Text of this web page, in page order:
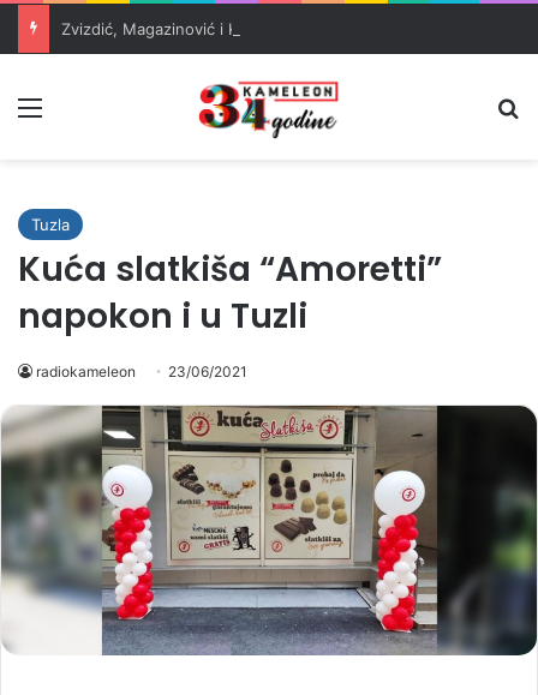
Tuzla
Kuća slatkiša “Amoretti”
napokon i u Tuzli
radiokameleon 23/06/2021